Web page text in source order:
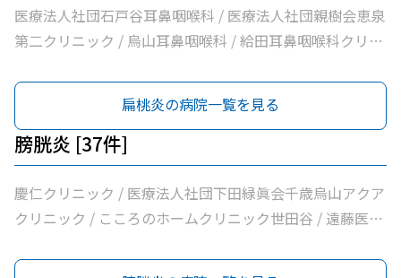
ニック / 古谷医院 / 世田谷区医師会付属烏山診療所 / 交番
通り歯科 / 医療法人社団小島整形外科医院 / 杉浦クリニッ
清孝会田村クリニック / 香川内科クリニック / 大賀内科ク
リニック / 上祖師谷かたらいクリニック / 医療法人社団親
樹会恵泉クリニック / ちとせ台内科クリニック
ニック / 医療法人社団親樹会恵泉第二クリニック / 烏山慶
友整形外科・内科総合クリニック / 医療法人社団広田内科
ク / ヒロクリニック / 南烏山クリニック / Ｋメディカルク
リニック / 医療法人社団リバイブ吉野クリニック / しまだ
クリニック / 千歳烏山駅前内科・糖尿病クリニック / ヨシ
ダ消化器内科クリニック / 医療法人社団永研会ちとせクリ
ニック / 古谷医院 / 世田谷区医師会付属烏山診療所 / 交番
通り歯科 / 医療法人社団小島整形外科医院 / 杉浦クリニッ
清孝会田村クリニック / 香川内科クリニック / 大賀内科ク
医療法人社団石戸谷耳鼻咽喉科 / 医療法人社団親樹会恵泉
第二クリニック / 烏山耳鼻咽喉科 / 給田耳鼻咽喉科クリニ
扁桃炎の病院一覧を見る
膀胱炎 [37件]
慶仁クリニック / 医療法人社団下田緑眞会千歳烏山アクア
クリニック / こころのホームクリニック世田谷 / 遠藤医院
千歳烏山駅前いたがき内科クリニック内科・消化器内科・